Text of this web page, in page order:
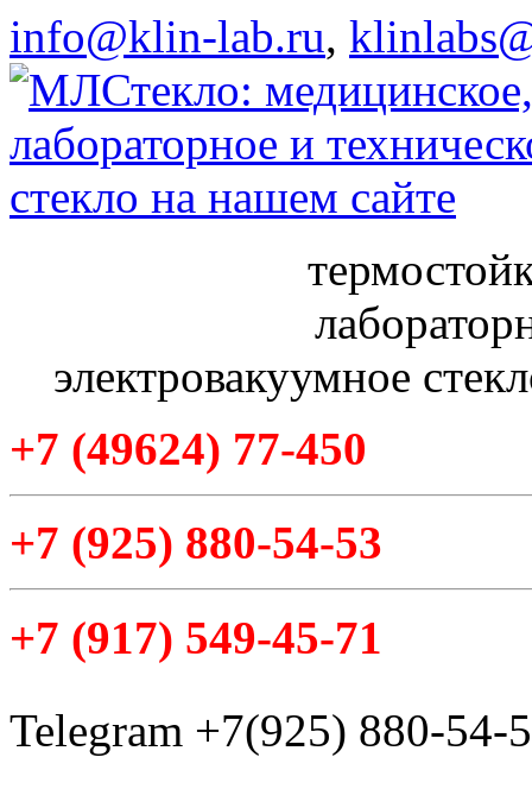
info@klin-lab.ru,
электровакуумное
+7 (49624) 77-450
+7 (925) 880-54-53
+7 (917) 549-45-71
Telegram +7(925) 880-54-